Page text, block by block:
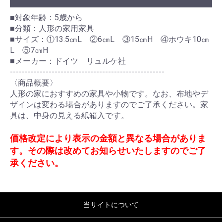
■対象年齢：5歳から
■分類：人形の家用家具
■サイズ：①13.5㎝L ②6㎝L ③15㎝H ④ホウキ10㎝
L ⑤7㎝H
■メーカー：ドイツ リュルケ社
----------------------------------------------------
〈商品概要〉
人形の家におすすめの家具や小物です。なお、布地やデ
ザインは変わる場合がありますのでご了承ください。家
具は、中身の見える紙箱入です。
価格改定により表示の金額と異なる場合がありま
す。その際は改めてお知らせいたしますのでご了
承ください。
当サイトについて